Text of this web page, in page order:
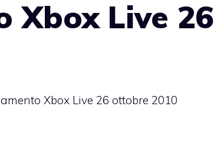
Xbox Live 26
Xbox Live 26 ottobre 2010